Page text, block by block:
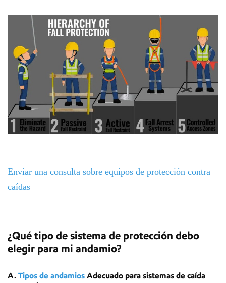
Enviar una consulta sobre equipos de protección contra
caídas
¿Qué tipo de sistema de protección debo
elegir para mi andamio?
A. Tipos de andamios Adecuado para sistemas de caída